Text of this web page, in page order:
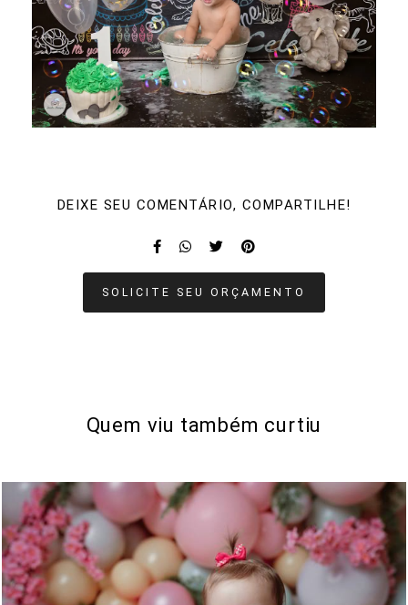
DEIXE SEU COMENTÁRIO, COMPARTILHE!
SOLICITE SEU ORÇAMENTO
Quem viu também curtiu